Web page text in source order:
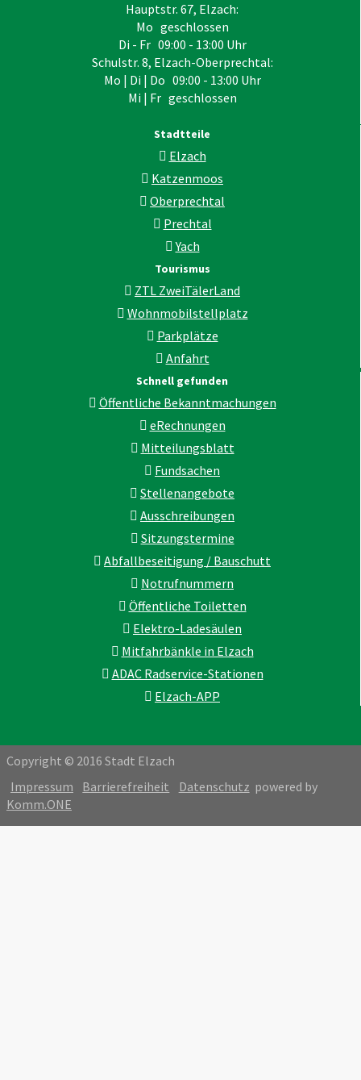
Hauptstr. 67, Elzach:
Mo geschlossen
Di - Fr 09:00 - 13:00 Uhr
Schulstr. 8, Elzach-Oberprechtal:
Mo | Di | Do 09:00 - 13:00 Uhr
Mi | Fr geschlossen
Stadtteile
Elzach
Katzenmoos
Oberprechtal
Prechtal
Yach
Tourismus
ZTL ZweiTälerLand
Wohnmobilstellplatz
Parkplätze
Anfahrt
Schnell gefunden
Öffentliche Bekanntmachungen
eRechnungen
Mitteilungsblatt
Fundsachen
Stellenangebote
Ausschreibungen
Sitzungstermine
Abfallbeseitigung / Bauschutt
Notrufnummern
Öffentliche Toiletten
Elektro-Ladesäulen
Mitfahrbänkle in Elzach
ADAC Radservice-Stationen
Elzach-APP
Copyright © 2016 Stadt Elzach
Impressum
Barrierefreiheit Datenschutz powered by
Komm.ONE